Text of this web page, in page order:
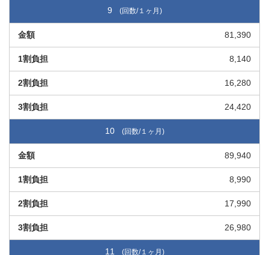
9
81,390
8,140
16,280
24,420
10
89,940
8,990
17,990
26,980
11